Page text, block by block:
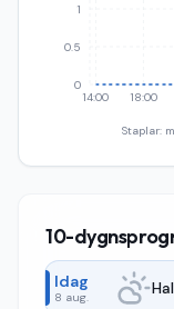
14:00 18:00
0
0.5
1
Staplar:
10-
Idag
8 aug.